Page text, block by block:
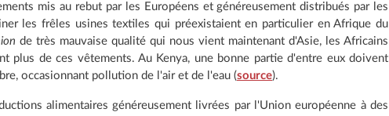
mis au rebut par les Européens et généreusement distribués par les
les frêles usines textiles qui préexistaient en particulier en Afrique du
de très mauvaise qualité qui nous vient maintenant d'Asie, les Africains
plus de ces vêtements. Au Kenya, une bonne partie d'entre eux doivent
occasionnant pollution de l'air et de l'eau (source).
alimentaires généreusement livrées par l'Union européenne à des